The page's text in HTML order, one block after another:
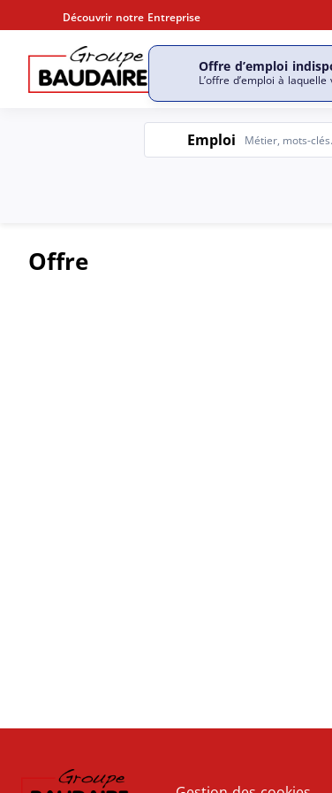
Découvrir notre Entreprise
Découvrir notre
Offre d’emploi
L’offre d’emploi à
EmploiEmploi
Offre